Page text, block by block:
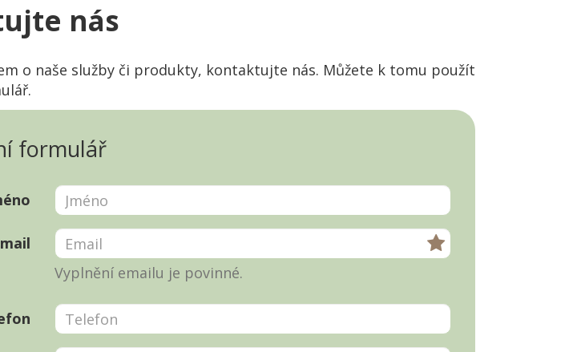
nás
o naše služby či produkty, kontaktujte nás. Můžete k tomu použít
formulář
Vyplnění emailu je povinné.